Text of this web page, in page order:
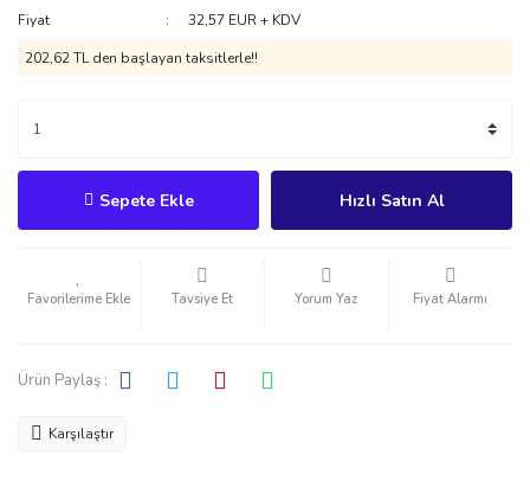
Fiyat
32,57 EUR + KDV
202,62 TL den başlayan taksitlerle!!
Sepete Ekle Hızlı Satın Al
Tavsiye Et Yorum Yaz Fiyat Alarmı
Ürün Paylaş :
Karşılaştır